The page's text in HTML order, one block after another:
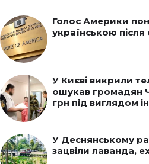
Голос Америки
українською
У Києві викрили
ошукав громадян
грн під виглядом
У Деснянському
зацвіли лаванда,